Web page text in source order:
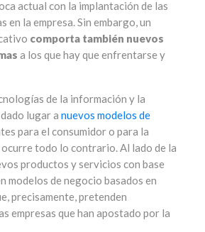
actual con la implantación de las
en la empresa. Sin embargo, un
comporta también nuevos
a los que hay que enfrentarse y
de la información y la
lugar a nuevos modelos de
para el consumidor o para la
todo lo contrario. Al lado de la
productos y servicios con base
modelos de negocio basados en
precisamente, pretenden
empresas que han apostado por la